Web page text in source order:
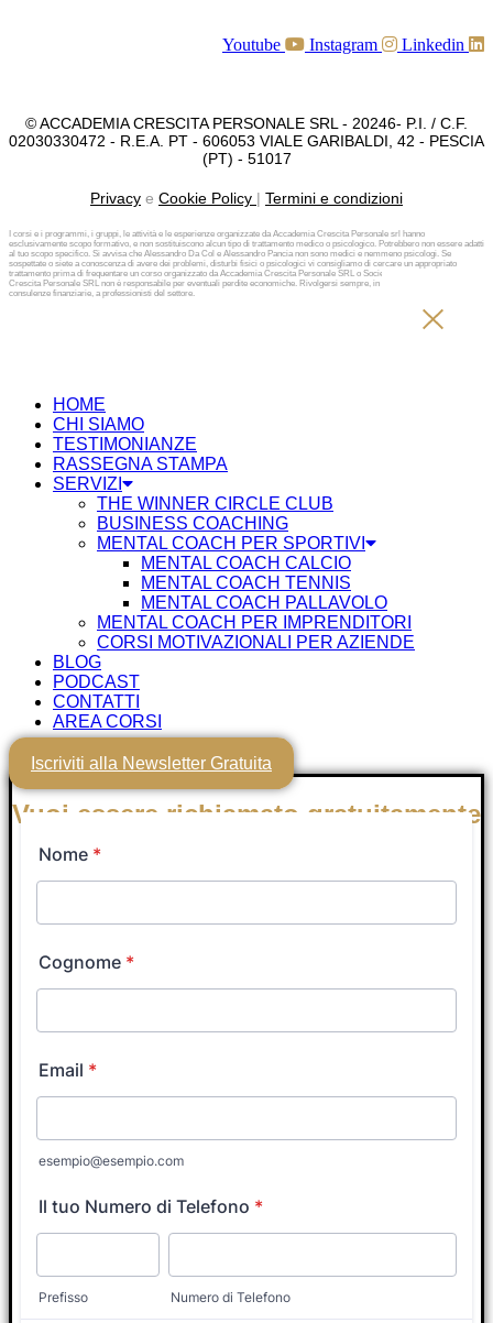
Youtube Instagram Linkedin
© ACCADEMIA CRESCITA PERSONALE SRL - 20246- P.I. / C.F.
02030330472 - R.E.A. PT - 606053 VIALE GARIBALDI, 42 - PESCIA
(PT) - 51017
Privacy e Cookie Policy | Termini e condizioni
I corsi e i programmi, i gruppi, le attività e le esperienze organizzate da Accademia Crescita Personale srl hanno
esclusivamente scopo formativo, e non sostituiscono alcun tipo di trattamento medico o psicologico. Potrebbero non essere adatti
al tuo scopo specifico. Si avvisa che Alessandro Da Col e Alessandro Pancia non sono medici e nemmeno psicologi. Se
sospettate o siete a conoscenza di avere dei problemi, disturbi fisici o psicologici vi consigliamo di cercare un appropriato
trattamento prima di frequentare un corso organizzato da Accademia Crescita Personale SRL o Società diversa. Accademia
Crescita Personale SRL non è responsabile per eventuali perdite economiche. Rivolgersi sempre, in caso di investimenti e
consulenze finanziarie, a professionisti del settore.
HOME
CHI SIAMO
TESTIMONIANZE
RASSEGNA STAMPA
SERVIZI
THE WINNER CIRCLE CLUB
BUSINESS COACHING
MENTAL COACH PER SPORTIVI
MENTAL COACH CALCIO
MENTAL COACH TENNIS
MENTAL COACH PALLAVOLO
MENTAL COACH PER IMPRENDITORI
CORSI MOTIVAZIONALI PER AZIENDE
BLOG
PODCAST
CONTATTI
AREA CORSI
Iscriviti alla Newsletter Gratuita
Vuoi essere richiamato gratuitamente
nei prossimi minuti da un Tutor
Coach?